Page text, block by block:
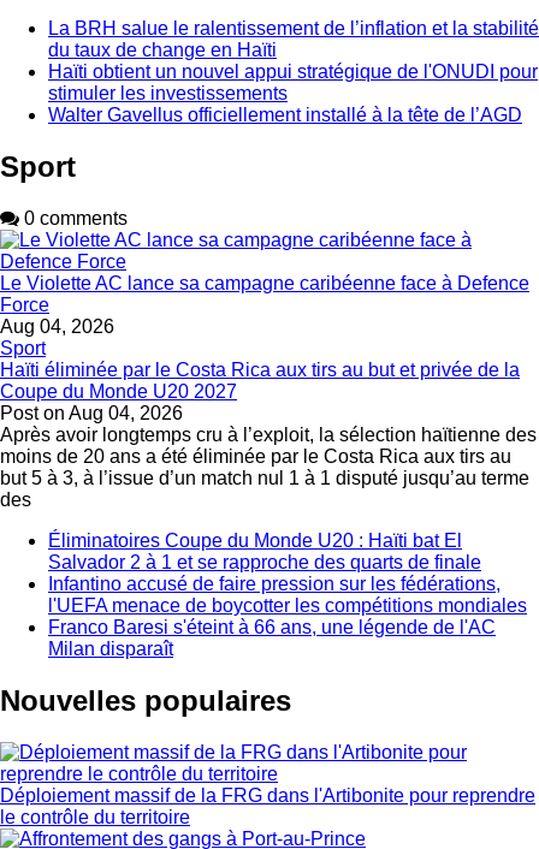
La BRH salue le ralentissement de l’inflation et la stabilité
du taux de change en Haïti
Haïti obtient un nouvel appui stratégique de l'ONUDI pour
stimuler les investissements
Walter Gavellus officiellement installé à la tête de l’AGD
Sport
0 comments
Le Violette AC lance sa campagne caribéenne face à Defence
Force
Aug 04, 2026
Sport
Haïti éliminée par le Costa Rica aux tirs au but et privée de la
Coupe du Monde U20 2027
Post on Aug 04, 2026
Après avoir longtemps cru à l’exploit, la sélection haïtienne des
moins de 20 ans a été éliminée par le Costa Rica aux tirs au
but 5 à 3, à l’issue d’un match nul 1 à 1 disputé jusqu’au terme
des
Éliminatoires Coupe du Monde U20 : Haïti bat El
Salvador 2 à 1 et se rapproche des quarts de finale
Infantino accusé de faire pression sur les fédérations,
l'UEFA menace de boycotter les compétitions mondiales
Franco Baresi s'éteint à 66 ans, une légende de l'AC
Milan disparaît
Nouvelles populaires
Déploiement massif de la FRG dans l'Artibonite pour reprendre
le contrôle du territoire